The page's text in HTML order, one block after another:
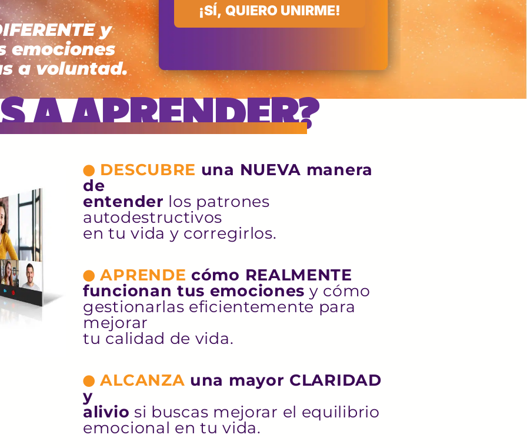
y
emociones
a voluntad.
¡SÍ, QUIERO UNIRME!
A APRENDER?
DESCUBRE una NUEVA manera
de
entender los patrones
autodestructivos
en tu vida y corregirlos.
APRENDEcómo REALMENTE
funcionan tus emociones y cómo
gestionarlas eficientemente para
mejorar
tu calidad de vida.
ALCANZA una mayor CLARIDAD
y
alivio si buscas mejorar el equilibrio
emocional en tu vida.